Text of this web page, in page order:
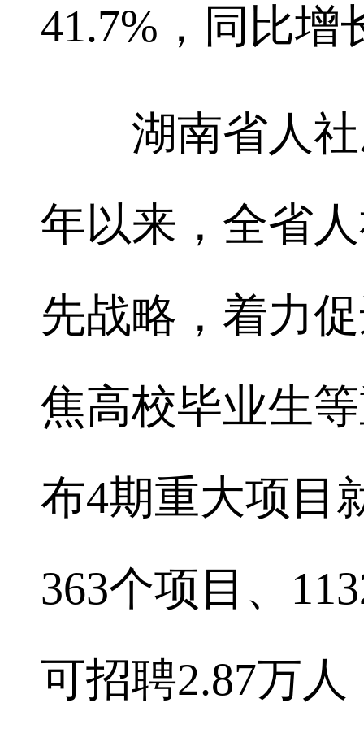
41.7%，同比增
湖南省人社
年以来，全省
先战略，着力
焦高校毕业生
布4期重大项目
363个项目、
可招聘2.87万